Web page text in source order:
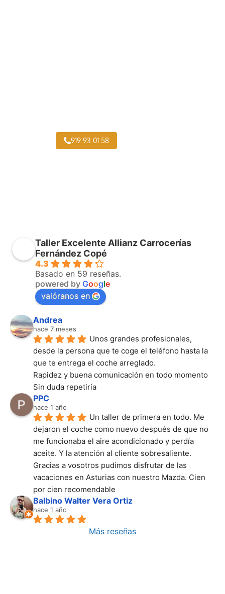
919 93 01 58
Taller Excelente Allianz Carrocerías
Fernández Copé
4.3
Basado en 59 reseñas.
powered by Google
valóranos en
Andrea
hace 7 meses
Unos grandes profesionales,
desde la persona que te coge el teléfono hasta la
que te entrega el coche arreglado.
Rapidez y buena comunicación en todo momento
Sin duda repetiría
PPC
hace 1 año
Un taller de primera en todo. Me
dejaron el coche como nuevo después de que no
me funcionaba el aire acondicionado y perdía
aceite. Y la atención al cliente sobresaliente.
Gracias a vosotros pudimos disfrutar de las
vacaciones en Asturias con nuestro Mazda. Cien
por cien recomendable
Balbino Walter Vera Ortiz
hace 1 año
Más reseñas